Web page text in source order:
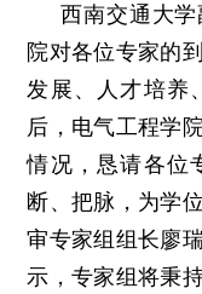
西南交通大
院对各位专家的
发展、人才培养
后，电气工程学
情况，恳请各位
断、把脉，为学
审专家组组长廖
示，专家组将秉